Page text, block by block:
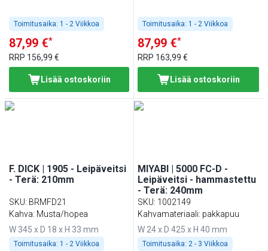
Toimitusaika: 1 - 2 Viikkoa
87,99 €*
RRP 156,99 €
Lisää ostoskoriin
Toimitusaika: 1 - 2 Viikkoa
87,99 €*
RRP 163,99 €
Lisää ostoskoriin
F. DICK | 1905 - Leipäveitsi
- Terä: 210mm
SKU: BRMFD21
Kahva: Musta/hopea
W 345 x D 18 x H 33 mm
Toimitusaika: 1 - 2 Viikkoa
MIYABI | 5000 FC-D -
Leipäveitsi - hammastettu
- Terä: 240mm
SKU: 1002149
Kahvamateriaali: pakkapuu
W 24 x D 425 x H 40 mm
Toimitusaika: 2 - 3 Viikkoa